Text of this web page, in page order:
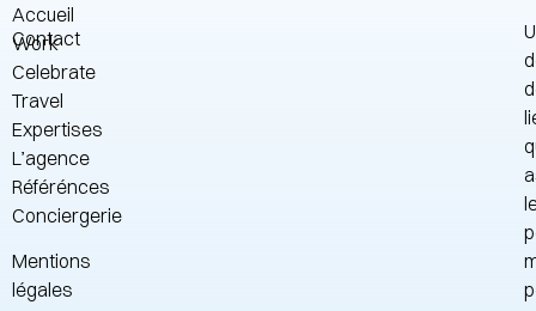
Accueil
Work
Celebrate
Travel
Expertises
L’agence
Référénces
Conciergerie
Mentions
légales
Contact